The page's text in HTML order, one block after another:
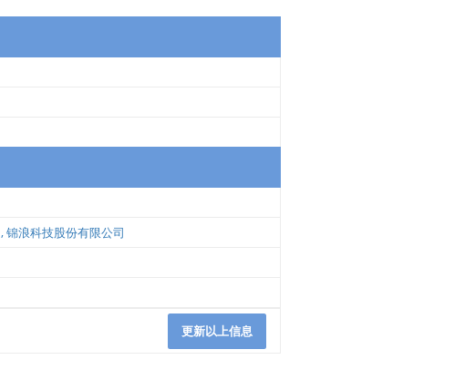
,锦浪科技股份有限公司
更新以上信息